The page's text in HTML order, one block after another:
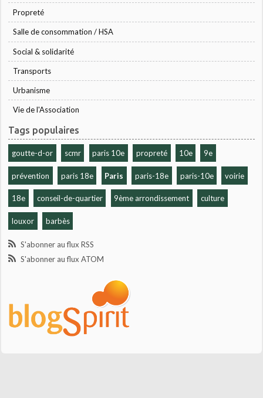
Propreté
Salle de consommation / HSA
Social & solidarité
Transports
Urbanisme
Vie de l'Association
Tags populaires
goutte-d-or scmr paris 10e propreté 10e 9e
prévention paris 18e Paris paris-18e paris-10e voirie
18e conseil-de-quartier 9ème arrondissement culture
louxor barbès
S'abonner au flux RSS
S'abonner au flux ATOM